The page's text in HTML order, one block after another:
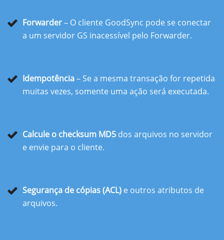
Forwarder– O cliente GoodSync pode se conectar
a um servidor GS inacessível pelo Forwarder.
Idempotência– Se a mesma transação for repetida
muitas vezes, somente uma ação será executada.
Calcule o checksum MD5 dos arquivos no servidor
e envie para o cliente.
Segurança de cópias (ACL) e outros atributos de
arquivos.